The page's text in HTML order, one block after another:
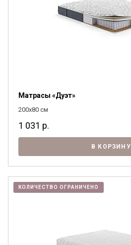
Матрасы «Дуэт»
200x80 см
1 031 р.
В КОРЗИНУ
КОЛИЧЕСТВО ОГРАНИЧЕНО